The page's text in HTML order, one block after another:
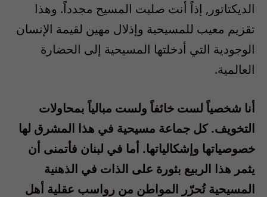
الديكتاتور, إذاً أنت صلبت المسيح مجدداً. وهذا
تقزيم معيب للمسيحية وإذلال مهين لقيمة الإنسان
الوجودية التي أدخلتها المسيحية إلى الحضارة
العالمية.
أنا شخصياً لست خائفاً ولست مبالياً بمحاولات
التخويف. كل جماعة مسيحية في هذا المشرق لها
خصوصياتها وإشكالياتها. أما في لبنان فأتمنى أن
يثمر هذا الربيع بثورة على الذات في الذهنية
المسيحية تُحرّر المواطن من رواسب عقلية أهل